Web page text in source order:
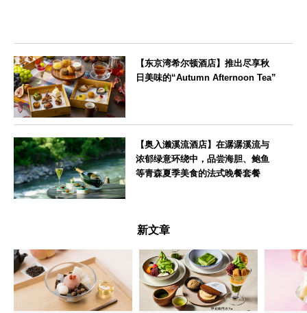
【东京湾希尔顿酒店】推出尽享秋
日美味的“Autumn Afternoon Tea”
【奥入濑溪流酒店】在潺潺溪流与
浓郁绿意环绕中，品尝海胆、鲍鱼
等青森夏季美食的法式晚餐套餐
新文章